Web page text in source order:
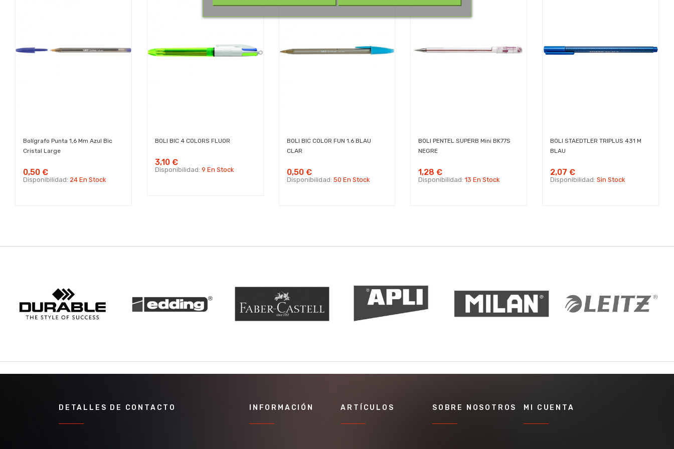
Bolígrafo Punta 1,6 Mm Azul Bic
Cristal Large
0,50 €
Disponibilidad: 24 En Stock
BOLI BIC 4 COLORS FLUOR
3,10 €
Disponibilidad: 9 En Stock
BOLI BIC COLOR FUN 1.6 BLAU
CLAR
0,50 €
Disponibilidad: 50 En Stock
BOLI PENTEL SUPERB Mini BK77S
NEGRE
1,28 €
Disponibilidad:13 En Stock
BOLI STAEDTLER TRIPLUS 431 M
BLAU
2,07 €
Disponibilidad:Sin Stock
DETALLES DE CONTACTO INFORMACIÓN ARTÍCULOS SOBRE NOSOTROS MI CUENTA